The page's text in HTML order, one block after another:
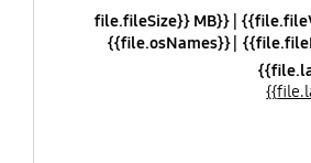
{{file.fileSize}} MB
{{file.osNames}}